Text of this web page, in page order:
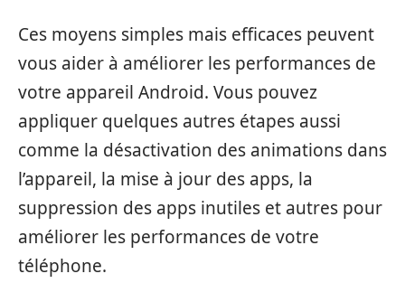
Ces moyens simples mais efficaces peuvent
vous aider à améliorer les performances de
votre appareil Android. Vous pouvez
appliquer quelques autres étapes aussi
comme la désactivation des animations dans
l’appareil, la mise à jour des apps, la
suppression des apps inutiles et autres pour
améliorer les performances de votre
téléphone.